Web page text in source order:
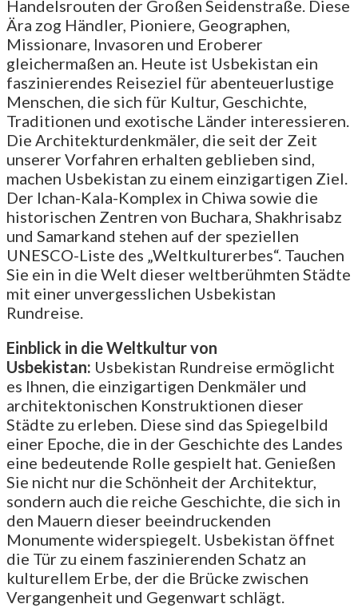
Handelsrouten der Großen Seidenstraße. Diese
Ära zog Händler, Pioniere, Geographen,
Missionare, Invasoren und Eroberer
gleichermaßen an. Heute ist Usbekistan ein
faszinierendes Reiseziel für abenteuerlustige
Menschen, die sich für Kultur, Geschichte,
Traditionen und exotische Länder interessieren.
Die Architekturdenkmäler, die seit der Zeit
unserer Vorfahren erhalten geblieben sind,
machen Usbekistan zu einem einzigartigen Ziel.
Der Ichan-Kala-Komplex in Chiwa sowie die
historischen Zentren von Buchara, Shakhrisabz
und Samarkand stehen auf der speziellen
UNESCO-Liste des „Weltkulturerbes“. Tauchen
Sie ein in die Welt dieser weltberühmten Städte
mit einer unvergesslichen Usbekistan
Rundreise.
Einblick in die Weltkultur von
Usbekistan: Usbekistan Rundreise ermöglicht
es Ihnen, die einzigartigen Denkmäler und
architektonischen Konstruktionen dieser
Städte zu erleben. Diese sind das Spiegelbild
einer Epoche, die in der Geschichte des Landes
eine bedeutende Rolle gespielt hat. Genießen
Sie nicht nur die Schönheit der Architektur,
sondern auch die reiche Geschichte, die sich in
den Mauern dieser beeindruckenden
Monumente widerspiegelt. Usbekistan öffnet
die Tür zu einem faszinierenden Schatz an
kulturellem Erbe, der die Brücke zwischen
Vergangenheit und Gegenwart schlägt.